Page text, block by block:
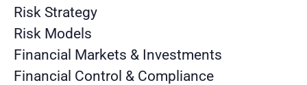
Risk Strategy
Risk Models
Financial Markets & Investments
Financial Control & Compliance